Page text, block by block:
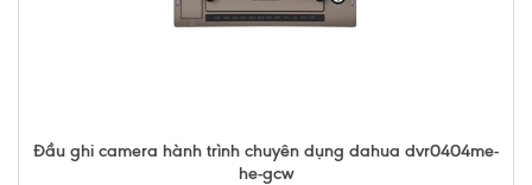
Đầu ghi camera hành trình chuyên dụng dahua dvr0404me-
he-gcw